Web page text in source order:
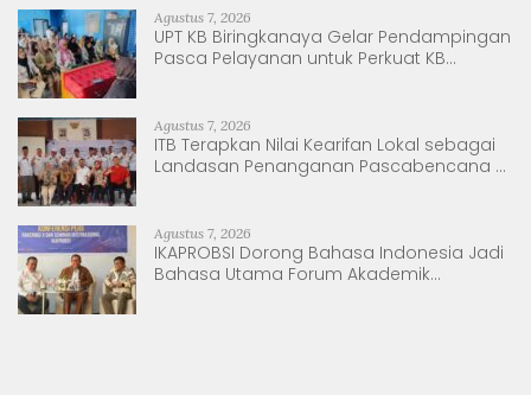
Agustus 7, 2026
UPT KB Biringkanaya Gelar Pendampingan
Pasca Pelayanan untuk Perkuat KB
Agustus 7, 2026
ITB Terapkan Nilai Kearifan Lokal sebagai
Landasan Penanganan Pascabencana di
Agustus 7, 2026
IKAPROBSI Dorong Bahasa Indonesia Jadi
Bahasa Utama Forum Akademik